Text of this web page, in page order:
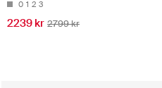
0 1 2 3
2239 kr 2799 kr